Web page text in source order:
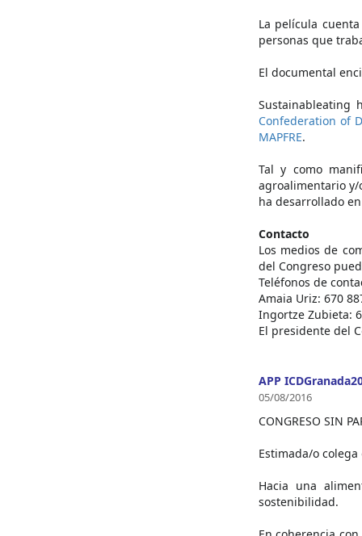
La película
personas que
El documental
Sustainableating
Confederation of
MAPFRE.
Tal y como
agroalimentario y/
ha desarrollado
Contacto
Los medios de
del Congreso
Teléfonos de
Amaia Uriz: 670
Ingortze Zubieta:
El presidente del
APP
05/08/2016
CONGRESO SIN
Estimada/o
Hacia una
sostenibilidad.